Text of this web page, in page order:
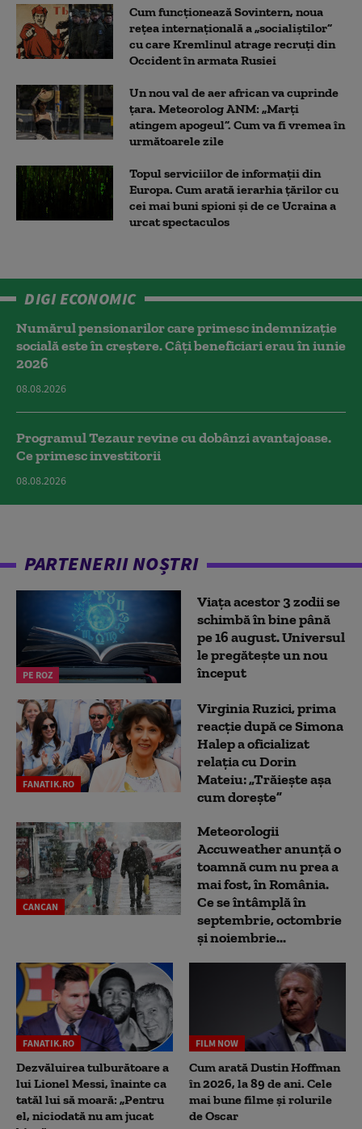
Cum funcționează Sovintern, noua
rețea internațională a „socialiștilor”
cu care Kremlinul atrage recruți din
Occident în armata Rusiei
Un nou val de aer african va cuprinde
țara. Meteorolog ANM: „Marți
atingem apogeul”. Cum va fi vremea în
următoarele zile
Topul serviciilor de informații din
Europa. Cum arată ierarhia țărilor cu
cei mai buni spioni și de ce Ucraina a
urcat spectaculos
DIGI ECONOMIC
Numărul pensionarilor care primesc indemnizaţie
socială este în creștere. Câți beneficiari erau în iunie
2026
08.08.2026
Programul Tezaur revine cu dobânzi avantajoase.
Ce primesc investitorii
08.08.2026
PARTENERII NOȘTRI
PE ROZ
Viața acestor 3 zodii se
schimbă în bine până
pe 16 august. Universul
le pregătește un nou
început
FANATIK.RO
Virginia Ruzici, prima
reacție după ce Simona
Halep a oficializat
relația cu Dorin
Mateiu: „Trăiește așa
cum dorește”
CANCAN
Meteorologii
Accuweather anunță o
toamnă cum nu prea a
mai fost, în România.
Ce se întâmplă în
septembrie, octombrie
și noiembrie...
FANATIK.RO
Dezvăluirea tulburătoare a
lui Lionel Messi, înainte ca
tatăl lui să moară: „Pentru
el, niciodată nu am jucat
FILM NOW
Cum arată Dustin Hoffman
în 2026, la 89 de ani. Cele
mai bune filme și rolurile
de Oscar